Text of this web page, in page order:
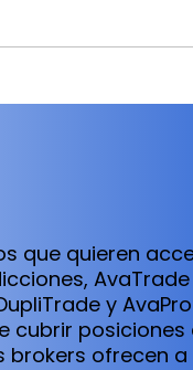
que quieren
y
cubrir
ofrecen